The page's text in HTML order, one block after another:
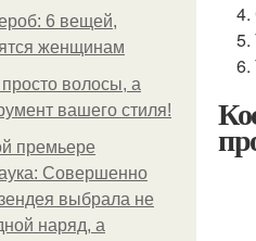
6 вещей,
женщинам
волосы, а
вашего стиля!
премьере
Совершенно
выбрала не
наряд, а